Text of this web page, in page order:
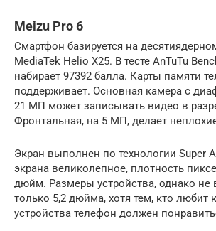
Meizu Pro 6
Смартфон базируется на
MediaTek Helio X25. В тесте AnTuTu
набирает 97392 балла. Карты памяти
поддерживает. Основная камера с
21 МП может записывать видео в
Фронтальная, на 5 МП, делает
Экран выполнен по технологии Super
экрана великолепное, плотность
дюйм. Размеры устройства, однако не
только 5,2 дюйма, хотя тем, кто любит
устройства телефон должен